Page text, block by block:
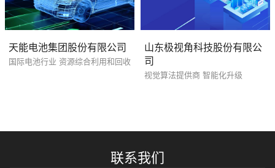
天能电池集团股份有限公司
国际电池行业 资源综合利用和回收
山东极视角科技股份有限公
司
视觉算法提供商 智能化升级
联系我们
您的预算 5万-8万